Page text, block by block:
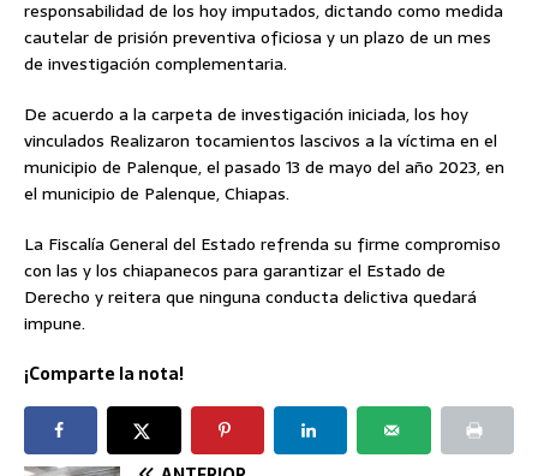
responsabilidad de los hoy imputados, dictando como medida
cautelar de prisión preventiva oficiosa y un plazo de un mes
de investigación complementaria.
De acuerdo a la carpeta de investigación iniciada, los hoy
vinculados Realizaron tocamientos lascivos a la víctima en el
municipio de Palenque, el pasado 13 de mayo del año 2023, en
el municipio de Palenque, Chiapas.
La Fiscalía General del Estado refrenda su firme compromiso
con las y los chiapanecos para garantizar el Estado de
Derecho y reitera que ninguna conducta delictiva quedará
impune.
¡Comparte la nota!